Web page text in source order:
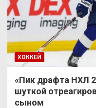
ХОККЕЙ
«Пик драфта НХЛ
шуткой
сыном